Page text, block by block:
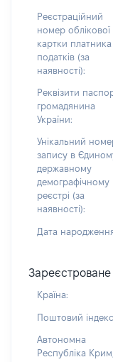
Реєстраційний
номер облікової
картки платника
податків (за
наявності):
Реквізити
громадянина
України:
Унікальний
запису в
державному
демографічному
реєстрі (за
наявності):
Дата
Країна:
Поштовий
Автономна
Республіка